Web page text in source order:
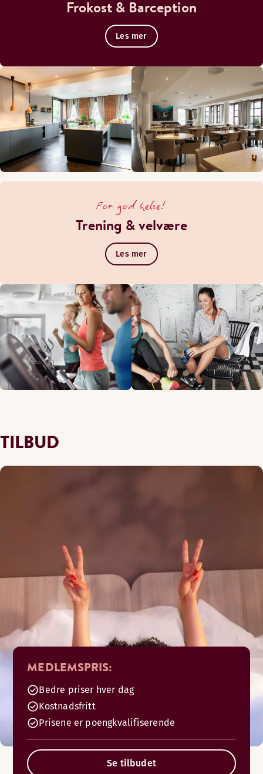
Frokost & Barception
Les mer
For god helse!
Trening & velvære
Les mer
TILBUD
MEDLEMSPRIS:
Bedre priser hver dag
Kostnadsfritt
Prisene er poengkvalifiserende
Se tilbudet